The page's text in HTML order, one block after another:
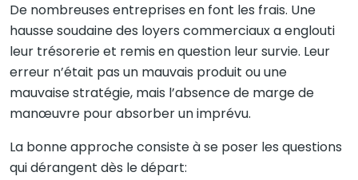
De nombreuses entreprises en font les frais. Une
hausse soudaine des loyers commerciaux a englouti
leur trésorerie et remis en question leur survie. Leur
erreur n’était pas un mauvais produit ou une
mauvaise stratégie, mais l’absence de marge de
manœuvre pour absorber un imprévu.
La bonne approche consiste à se poser les questions
qui dérangent dès le départ: